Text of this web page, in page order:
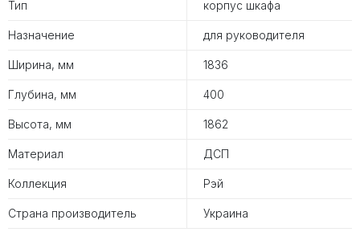
Тип корпус шкафа
Назначение для руководителя
Ширина, мм 1836
Глубина, мм 400
Высота, мм 1862
Материал ДСП
Коллекция Рэй
Страна производитель Украина